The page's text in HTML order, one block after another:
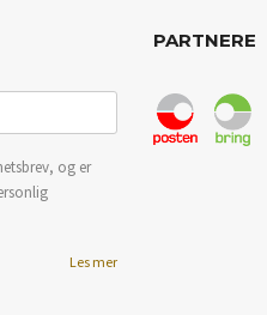
og er
Les mer
PARTNERE